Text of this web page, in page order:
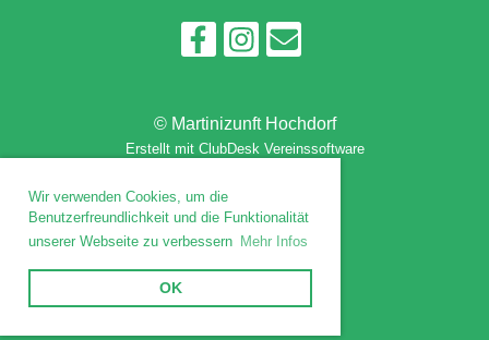
Wir verwenden Cookies, um die
Benutzerfreundlichkeit und die Funktionalität
unserer Webseite zu verbessern Mehr Infos
OK
© Martinizunft Hochdorf
Erstellt mit ClubDesk Vereinssoftware
Impressum